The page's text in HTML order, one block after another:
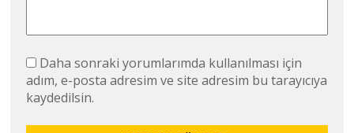
Daha sonraki yorumlarımda kullanılması için
adım, e-posta adresim ve site adresim bu tarayıcıya
kaydedilsin.